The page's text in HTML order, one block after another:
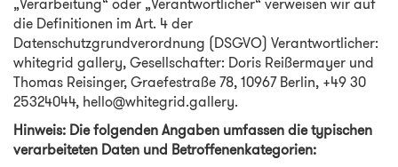
die Definitionen im Art. 4 der
Datenschutzgrundverordnung (DSGVO) Verantwortlicher:
whitegrid gallery, Gesellschafter: Doris Reißermayer und
Thomas Reisinger, Graefestraße 78, 10967 Berlin, +49 30
25324044, hello@whitegrid.gallery.
Hinweis: Die folgenden Angaben umfassen die typischen
verarbeiteten Daten und Betroffenenkategorien: